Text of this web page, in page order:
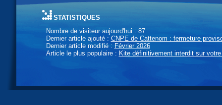
statistiques
Nombre de visiteur aujourd'hui : 87
Dernier article ajouté : CNPE de Cattenom : fermeture
Dernier article modifié : Février 2026
Article le plus populaire : Kite définitivement interdit sur